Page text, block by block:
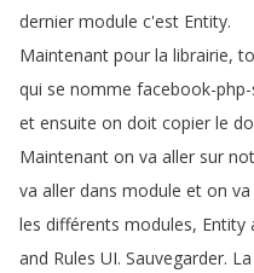
dernier module c'est Entity.
Maintenant pour la librairie,
qui se nomme facebook-
et ensuite on doit copier le
Maintenant on va aller sur
va aller dans module et on va
les différents modules, Entity
and Rules UI. Sauvegarder. La